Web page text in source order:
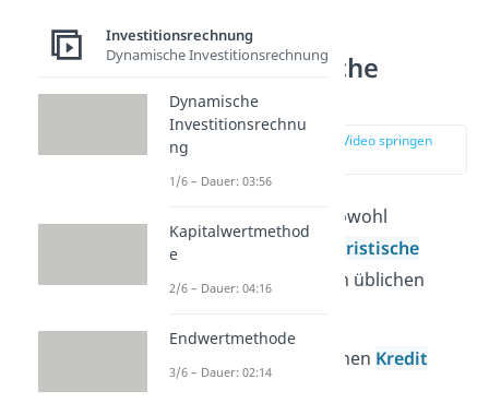
Was sind übliche
Kreditoren?
zur Stelle im Video springen
Kreditoren können sowohl
natürliche
juristische
Personen sein. Zu den üblichen
, die dir einen Kredit
Investitionsrechnung
Dynamische Investitionsrechnung
Dynamische
Investitionsrechnu
ng
1/6 – Dauer: 03:56
Kapitalwertmethod
e
2/6 – Dauer: 04:16
Endwertmethode
3/6 – Dauer: 02:14